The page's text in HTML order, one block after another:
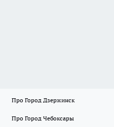
Про Город Дзержинск
Про Город Чебоксары